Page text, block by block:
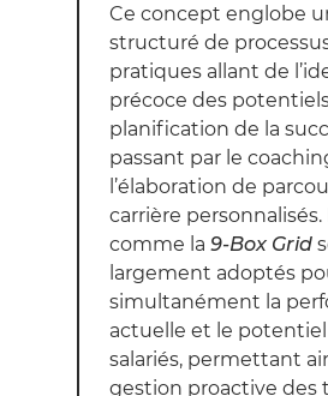
Ce concept englobe
structuré de
pratiques allant de
précoce des
planification de la
passant par le
l’élaboration de
carrière
comme la 9-Box Grid
largement adoptés
simultanément la
actuelle et le
salariés, permettant
gestion proactive des